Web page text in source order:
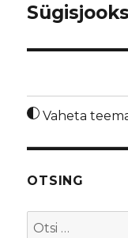
Vaheta
OTSING
Otsi: